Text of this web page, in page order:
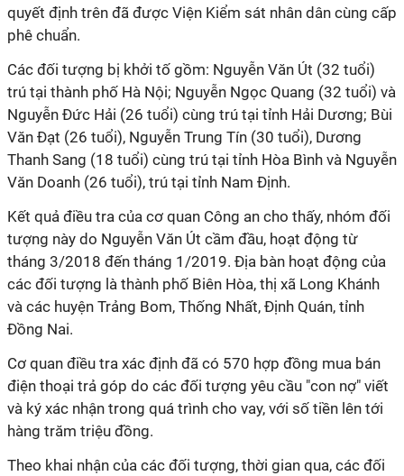
quyết định trên đã được Viện Kiểm sát nhân dân cùng cấp
phê chuẩn.
Các đối tượng bị khởi tố gồm: Nguyễn Văn Út (32 tuổi)
trú tại thành phố Hà Nội; Nguyễn Ngọc Quang (32 tuổi) và
Nguyễn Đức Hải (26 tuổi) cùng trú tại tỉnh Hải Dương; Bùi
Văn Đạt (26 tuổi), Nguyễn Trung Tín (30 tuổi), Dương
Thanh Sang (18 tuổi) cùng trú tại tỉnh Hòa Bình và Nguyễn
Văn Doanh (26 tuổi), trú tại tỉnh Nam Định.
Kết quả điều tra của cơ quan Công an cho thấy, nhóm đối
tượng này do Nguyễn Văn Út cầm đầu, hoạt động từ
tháng 3/2018 đến tháng 1/2019. Địa bàn hoạt động của
các đối tượng là thành phố Biên Hòa, thị xã Long Khánh
và các huyện Trảng Bom, Thống Nhất, Định Quán, tỉnh
Đồng Nai.
Cơ quan điều tra xác định đã có 570 hợp đồng mua bán
điện thoại trả góp do các đối tượng yêu cầu "con nợ" viết
và ký xác nhận trong quá trình cho vay, với số tiền lên tới
hàng trăm triệu đồng.
Theo khai nhận của các đối tượng, thời gian qua, các đối